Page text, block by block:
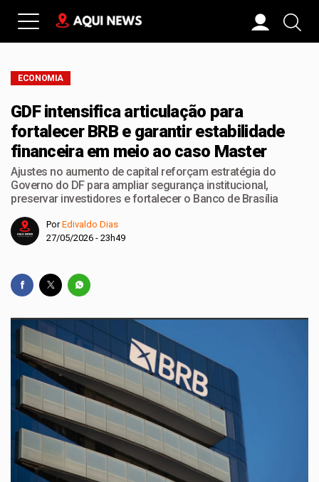
ECONOMIA
GDF intensifica articulação para
fortalecer BRB e garantir estabilidade
financeira em meio ao caso Master
Ajustes no aumento de capital reforçam estratégia do
Governo do DF para ampliar segurança institucional,
preservar investidores e fortalecer o Banco de Brasília
PorEdivaldo Dias
27/05/2026 - 23h49